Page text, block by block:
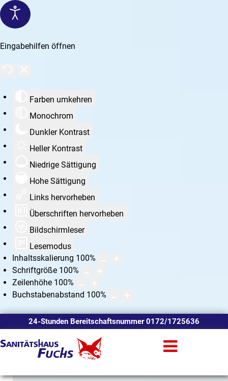
Eingabehilfen öffnen
Farben umkehren
Monochrom
Dunkler Kontrast
Heller Kontrast
Niedrige Sättigung
Hohe Sättigung
Links hervorheben
Überschriften hervorheben
Bildschirmleser
Lesemodus
Inhaltsskalierung 100%
Schriftgröße 100%
Zeilenhöhe 100%
Buchstabenabstand 100%
24-Stunden Bereitschaftsnummer 0172/1725636